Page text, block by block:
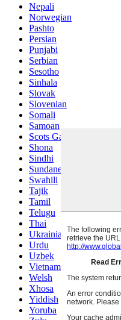
Nepali
Norwegian
Pashto
Persian
Punjabi
Serbian
Sesotho
Sinhala
Slovak
Slovenian
Somali
Samoan
Scots Gaelic
Shona
Sindhi
Sundanese
Swahili
Tajik
Tamil
Telugu
Thai
Ukrainian
Urdu
Uzbek
Vietnamese
Welsh
Xhosa
Yiddish
Yoruba